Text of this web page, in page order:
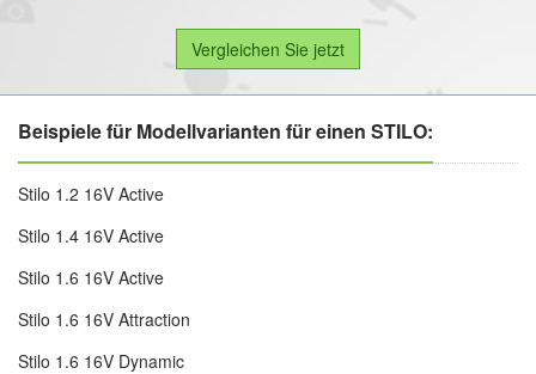
Beispiele für Modellvarianten für einen STILO:
Stilo 1.2 16V Active
Stilo 1.4 16V Active
Stilo 1.6 16V Active
Stilo 1.6 16V Attraction
Stilo 1.6 16V Dynamic